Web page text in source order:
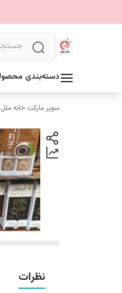
دسته‌بندی
سوپر مارکت خانه ملل
نظرات